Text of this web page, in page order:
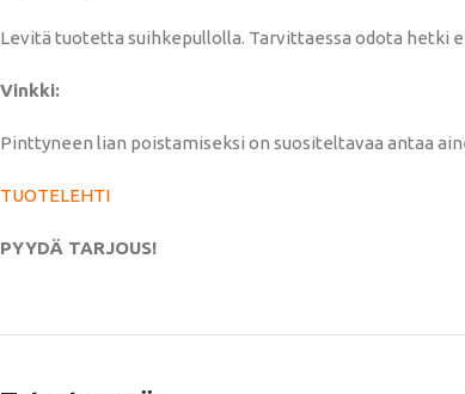
Levitä tuotetta suihkepullolla. Tarvittaessa odota hetki
Vinkki:
Pinttyneen lian poistamiseksi on suositeltavaa antaa
TUOTELEHTI
PYYDÄ TARJOUS!